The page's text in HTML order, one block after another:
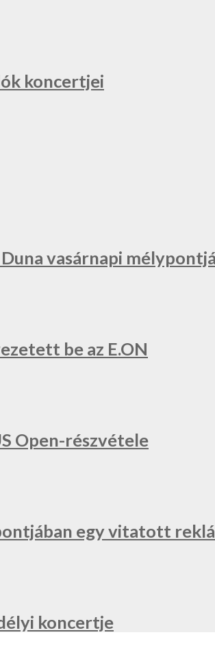
koncertjei
vasárnapi
be az E.ON
Open-részvétele
egy vitatott
koncertje